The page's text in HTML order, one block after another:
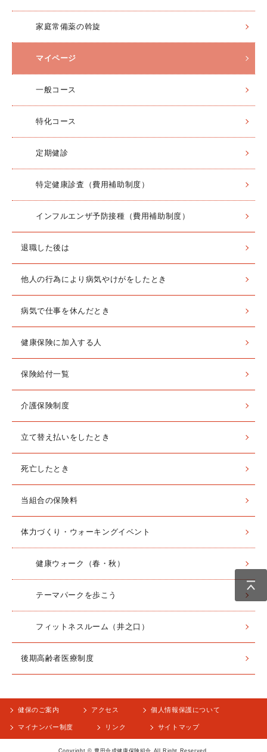
家庭常備薬の斡旋
マイページ
一般コース
特化コース
定期健診
特定健康診査（費用補助制度）
インフルエンザ予防接種（費用補助制度）
退職した後は
他人の行為により病気やけがをしたとき
病気で仕事を休んだとき
健康保険に加入する人
保険給付一覧
介護保険制度
立て替え払いをしたとき
死亡したとき
当組合の保険料
体力づくり・ウォーキングイベント
健康ウォーク（春・秋）
テーマパークを歩こう
フィットネスルーム（井之口）
後期高齢者医療制度
健保のご案内 アクセス 個人情報保護について
マイナンバー制度 リンク サイトマップ
Copyright © 豊田合成健康保険組合 All Right Reserved.